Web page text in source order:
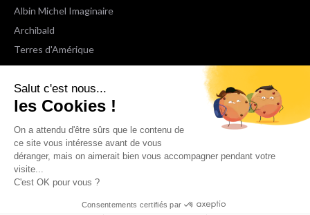
Salut c'est nous...
les Cookies !
On a attendu d'être sûrs que le contenu de
ce site vous intéresse avant de vous
déranger, mais on aimerait bien vous accompagner pendant votre
visite...
C'est OK pour vous ?
Consentements certifiés par
Albin Michel Imaginaire
Archibald
Terres d'Amérique
Espaces Libres Poche
NOX
Wiz
Voir toutes les collections
Nous suivre